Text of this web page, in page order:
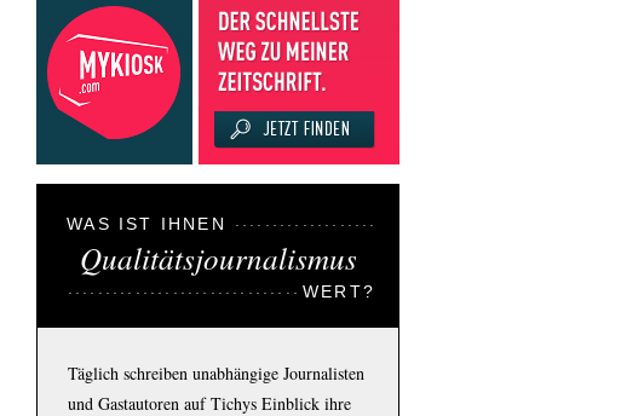
WAS IST IHNEN
Qualitätsjournalismus
WERT?
Täglich schreiben unabhängige Journalisten
und Gastautoren auf Tichys Einblick ihre